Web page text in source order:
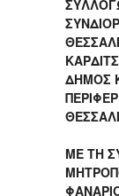
ΔΗΜΟΣ
ΜΕ ΤΗ